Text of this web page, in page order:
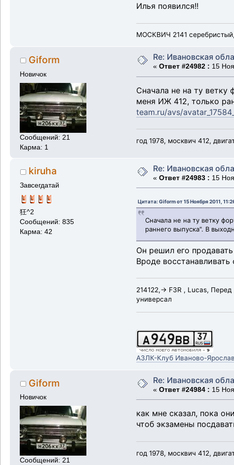
Илья появился!!
МОСКВИЧ 2141
Giform
Новичок
Сообщений: 21
Карма: 1
Re: Ивановская
« Ответ #24982 : 15
Сначала не на ту
меня ИЖ 412, только
team.ru/avs/
год 1978, москвич 412,
kiruha
Завсегдатай
狂^2
Сообщений: 835
Карма: 42
Re: Ивановская
« Ответ #24983 : 15
Цитата: Giform от 15 Ноября 2011,
Сначала не на ту ветку
раннего выпуска". В
Он решил его
Вроде восстанавливать
214122,-> F3R , Lucas,
универсал
АЗЛК-Клуб Иваново-
Giform
Новичок
Сообщений: 21
Re: Ивановская
« Ответ #24984 : 15
как мне сказал, пока
чтоб экзамены
год 1978, москвич 412,